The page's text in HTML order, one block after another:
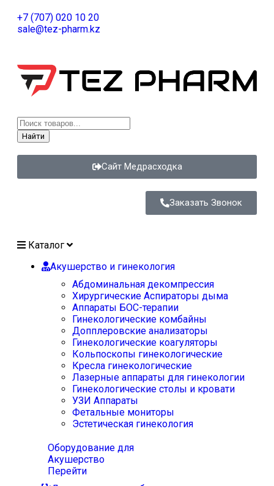
+7 (707) 020 10 20
sale@tez-pharm.kz
Найти
Сайт Медрасходка
Заказать Звонок
Каталог
Акушерство и гинекология
Абдоминальная декомпрессия
Хирургические Аспираторы дыма
Аппараты БОС-терапии
Гинекологические комбайны
Допплеровские анализаторы
Гинекологические коагуляторы
Кольпоскопы гинекологические
Кресла гинекологические
Лазерные аппараты для гинекологии
Гинекологические столы и кровати
УЗИ Аппараты
Фетальные мониторы
Эстетическая гинекология
Оборудование для
Акушерство
Перейти